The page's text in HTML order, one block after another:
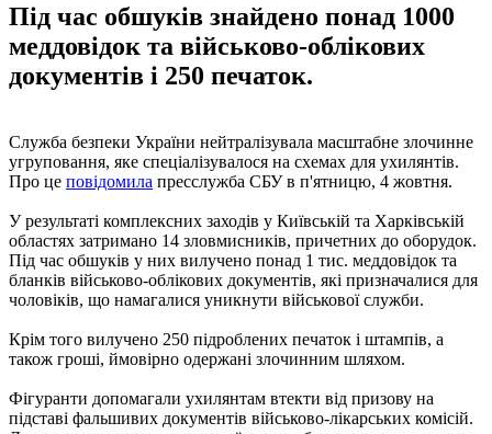
Під час обшуків знайдено понад 1000
меддовідок та військово-облікових
документів і 250 печаток.
Служба безпеки України нейтралізувала масштабне злочинне
угруповання, яке спеціалізувалося на схемах для ухилянтів.
Про це повідомила пресслужба СБУ в п'ятницю, 4 жовтня.
У результаті комплексних заходів у Київській та Харківській
областях затримано 14 зловмисників, причетних до оборудок.
Під час обшуків у них вилучено понад 1 тис. меддовідок та
бланків військово-облікових документів, які призначалися для
чоловіків, що намагалися уникнути військової служби.
Крім того вилучено 250 підроблених печаток і штампів, а
також гроші, ймовірно одержані злочинним шляхом.
Фігуранти допомагали ухилянтам втекти від призову на
підставі фальшивих документів військово-лікарських комісій.